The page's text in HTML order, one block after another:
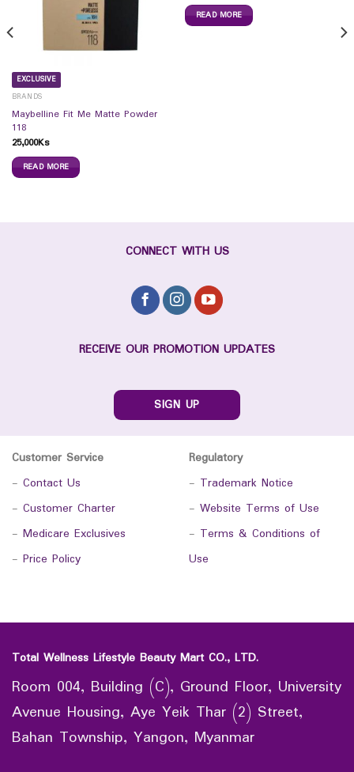
EXCLUSIVE
BRANDS
Maybelline Fit Me Matte Powder
118
25,000Ks
READ MORE
READ MORE
CONNECT WITH US
RECEIVE OUR PROMOTION UPDATES
SIGN UP
Customer Service
- Contact Us
- Customer Charter
- Medicare Exclusives
- Price Policy
Regulatory
- Trademark Notice
- Website Terms of Use
- Terms & Conditions of
Use
Total Wellness Lifestyle Beauty Mart CO., LTD.
Room 004, Building (C), Ground Floor, University
Avenue Housing, Aye Yeik Thar (2) Street,
Bahan Township, Yangon, Myanmar